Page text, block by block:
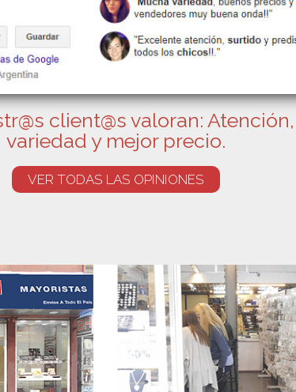
client@s valoran:
variedad y mejor precio.
VER TODAS LAS OPINIONES